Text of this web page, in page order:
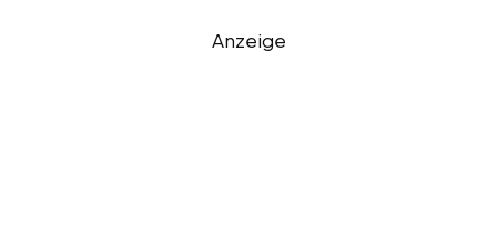
Anzeige